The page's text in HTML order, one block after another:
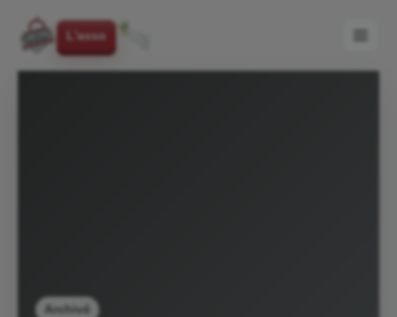
L'asso
Archivé